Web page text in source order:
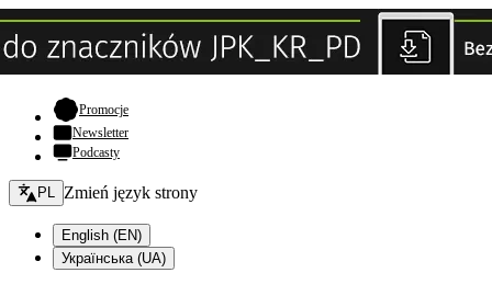
Promocje- otwiera się w nowej karcie
Newsletter
Podcasty
Zmień język - bieżący:
PL Zmień język strony
English (EN)
Українська (UA)